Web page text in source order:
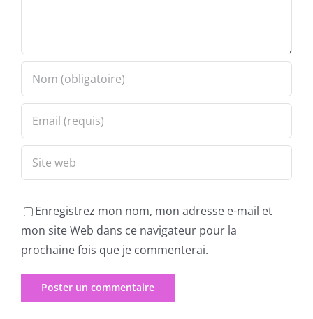
Enregistrez mon nom, mon adresse e-mail et
mon site Web dans ce navigateur pour la
prochaine fois que je commenterai.